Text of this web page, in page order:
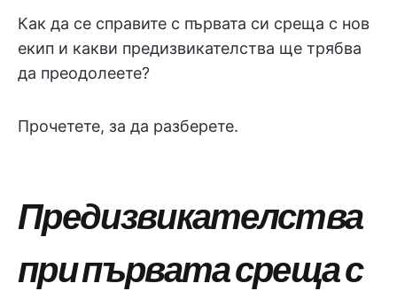
Как да се справите с първата си среща с нов
екип и какви предизвикателства ще трябва
да преодолеете?
Прочетете, за да разберете.
Предизвикателства
при първата среща с